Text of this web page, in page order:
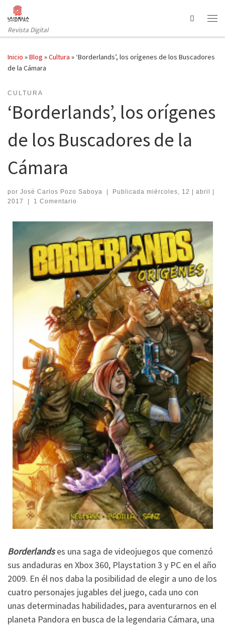
Saltar al contenido
Revista Digital
Search
Inicio »Blog »Cultura » ‘Borderlands’, los orígenes de los Buscadores
de la Cámara
CULTURA
‘Borderlands’, los orígenes
de los Buscadores de la
Cámara
por José Carlos Pozo Saboya | Publicada miércoles, 12 | abril |
2017
| 1 Comentario
Borderlandses una saga de videojuegos que comenzó
sus andaduras en Xbox 360, Playstation 3 y PC en el año
2009. En él nos daba la posibilidad de elegir a uno de los
cuatro personajes jugables del juego, cada uno con
unas determinadas habilidades, para aventurarnos en el
planeta Pandora en busca de la legendaria Cámara, una